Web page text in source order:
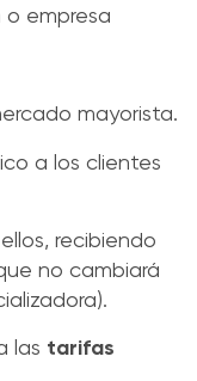
o empresa
mayorista.
a los clientes
recibiendo
no cambiará
las tarifas